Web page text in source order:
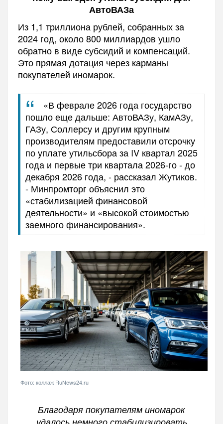
АвтоВАЗа
Из 1,1 триллиона рублей, собранных за
2024 год, около 800 миллиардов ушло
обратно в виде субсидий и компенсаций.
Это прямая дотация через карманы
покупателей иномарок.
«В феврале 2026 года государство
пошло еще дальше: АвтоВАЗу, КамАЗу,
ГАЗу, Соллерсу и другим крупным
производителям предоставили отсрочку
по уплате утильсбораза IV квартал 2025
года и первые три квартала 2026-го - до
декабря 2026 года, - рассказал Жутиков.
- Минпромторг объяснил это
«стабилизацией финансовой
деятельности» и «высокой стоимостью
заемного финансирования».
Фото: коллаж RuNews24.ru
Благодаря покупателям иномарок